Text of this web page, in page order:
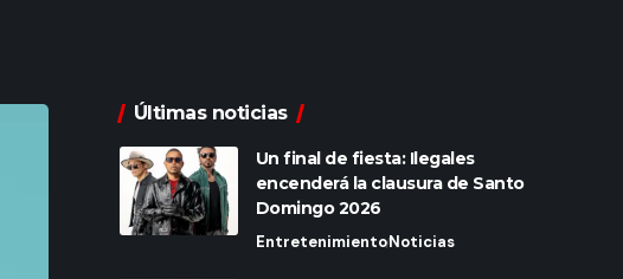
Últimas noticias
Un final de fiesta: Ilegales
encenderá la clausura de Santo
Domingo 2026
EntretenimientoNoticias